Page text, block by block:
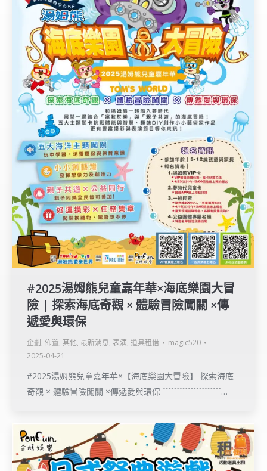
#2025湯姆熊兒童嘉年華×海底樂園大冒
險 | 探索海底奇觀 × 體驗冒險闖關 ×傳
遞愛與環保
企劃 , 佈置, 其他, 最新消息, 表演, 道具租借
magic520
2025-04-21
#2025湯姆熊兒童嘉年華×【海底樂園大冒險】 探索海底
奇觀 × 體驗冒險闖關 ×傳遞愛與環保 ﹋﹋﹋﹋﹋﹋﹋…